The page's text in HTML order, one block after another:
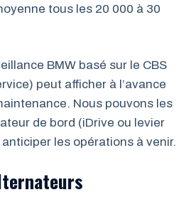
tous les 20 000 à 30
BMW basé sur le CBS
peut afficher à l’avance
Nous pouvons les
de bord (iDrive ou levier
les opérations à venir.